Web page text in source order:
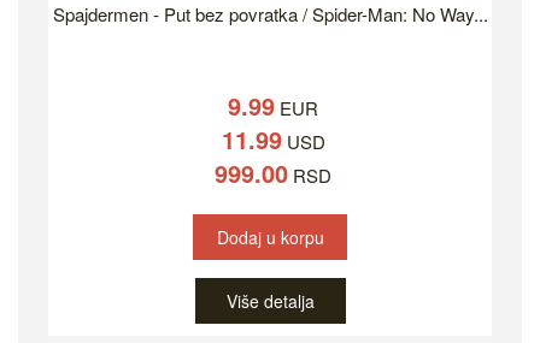
Spajdermen - Put bez povratka / Spider-Man: No Way...
9.99 EUR
11.99USD
999.00 RSD
Dodaj u korpu
Više detalja